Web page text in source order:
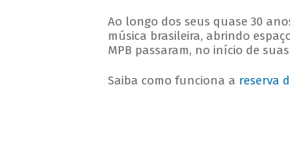
Ao longo dos seus quase 30
música brasileira, abrindo
MPB passaram, no início de
Saiba como funciona a reserva